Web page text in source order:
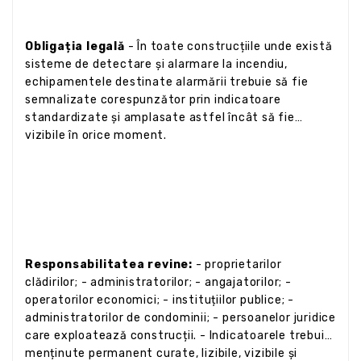
Obligația legală - În toate construcțiile unde există
sisteme de detectare și alarmare la incendiu,
echipamentele destinate alarmării trebuie să fie
semnalizate corespunzător prin indicatoare
standardizate și amplasate astfel încât să fie
vizibile în orice moment.
Responsabilitatea revine: - proprietarilor
clădirilor; - administratorilor; - angajatorilor; -
operatorilor economici; - instituțiilor publice; -
administratorilor de condominii; - persoanelor juridice
care exploatează construcții. - Indicatoarele trebuie
menținute permanent curate, lizibile, vizibile și